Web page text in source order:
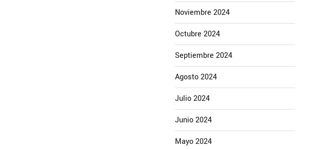
Noviembre 2024
Octubre 2024
Septiembre 2024
Agosto 2024
Julio 2024
Junio 2024
Mayo 2024